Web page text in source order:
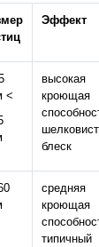
Эффект
<
высокая
кроющая
блеск
средняя
кроющая
типичный